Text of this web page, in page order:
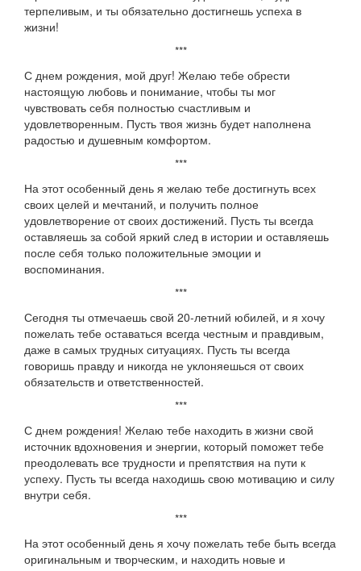
терпеливым, и ты обязательно достигнешь успеха в
жизни!
***
С днем рождения, мой друг! Желаю тебе обрести
настоящую любовь и понимание, чтобы ты мог
чувствовать себя полностью счастливым и
удовлетворенным. Пусть твоя жизнь будет наполнена
радостью и душевным комфортом.
***
На этот особенный день я желаю тебе достигнуть всех
своих целей и мечтаний, и получить полное
удовлетворение от своих достижений. Пусть ты всегда
оставляешь за собой яркий след в истории и оставляешь
после себя только положительные эмоции и
воспоминания.
***
Сегодня ты отмечаешь свой 20-летний юбилей, и я хочу
пожелать тебе оставаться всегда честным и правдивым,
даже в самых трудных ситуациях. Пусть ты всегда
говоришь правду и никогда не уклоняешься от своих
обязательств и ответственностей.
***
С днем рождения! Желаю тебе находить в жизни свой
источник вдохновения и энергии, который поможет тебе
преодолевать все трудности и препятствия на пути к
успеху. Пусть ты всегда находишь свою мотивацию и силу
внутри себя.
***
На этот особенный день я хочу пожелать тебе быть всегда
оригинальным и творческим, и находить новые и